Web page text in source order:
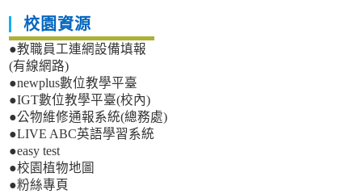
校園資源
●教職員工連網設備填報
(有線網路)
●newplus數位教學平臺
●IGT數位教學平臺(校內)
●公物維修通報系統(總務處)
●LIVE ABC英語學習系統
●easy test
●校園植物地圖
●粉絲專頁